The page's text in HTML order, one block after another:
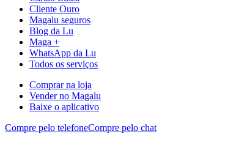
Cliente Ouro
Magalu seguros
Blog da Lu
Maga +
WhatsApp da Lu
Todos os serviços
Comprar na loja
Vender no Magalu
Baixe o aplicativo
Compre pelo telefoneCompre pelo chat